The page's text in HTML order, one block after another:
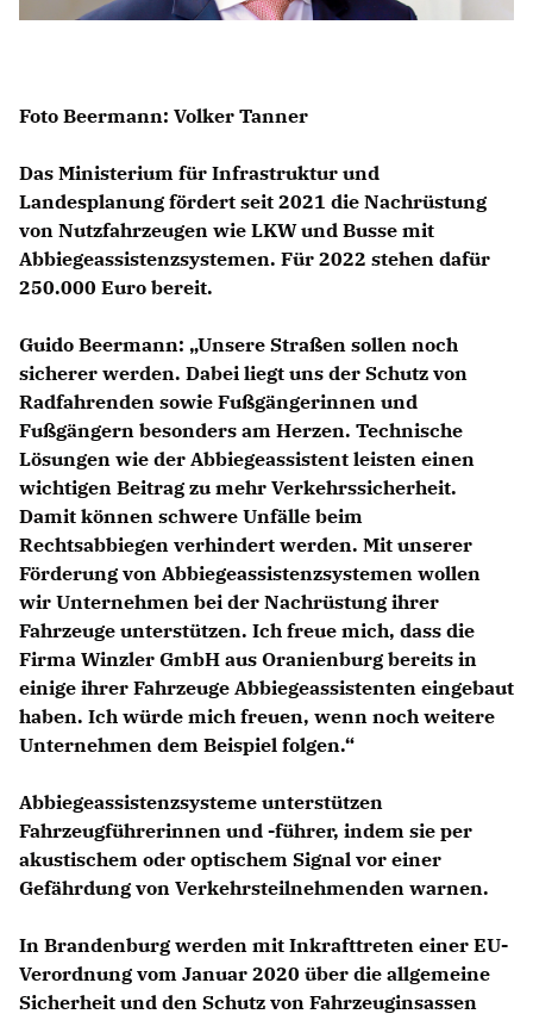
Foto Beermann: Volker Tanner
Das Ministerium für Infrastruktur und
Landesplanung fördert seit 2021 die Nachrüstung
von Nutzfahrzeugen wie LKW und Busse mit
Abbiegeassistenzsystemen. Für 2022 stehen dafür
250.000 Euro bereit.
Guido Beermann: Unsere Straßen sollen noch
sicherer werden. Dabei liegt uns der Schutz von
Radfahrenden sowie Fußgängerinnen und
Fußgängern besonders am Herzen. Technische
Lösungen wie der Abbiegeassistent leisten einen
wichtigen Beitrag zu mehr Verkehrssicherheit.
Damit können schwere Unfälle beim
Rechtsabbiegen verhindert werden. Mit unserer
Förderung von Abbiegeassistenzsystemen wollen
wir Unternehmen bei der Nachrüstung ihrer
Fahrzeuge unterstützen. Ich freue mich, dass die
Firma Winzler GmbH aus Oranienburg bereits in
einige ihrer Fahrzeuge Abbiegeassistenten eingebaut
haben. Ich würde mich freuen, wenn noch weitere
Unternehmen dem Beispiel folgen.“
Abbiegeassistenzsysteme unterstützen
Fahrzeugführerinnen und -führer, indem sie per
akustischem oder optischem Signal vor einer
Gefährdung von Verkehrsteilnehmenden warnen.
In Brandenburg werden mit Inkrafttreten einer EU-
Verordnung vom Januar 2020 über die allgemeine
Sicherheit und den Schutz von Fahrzeuginsassen